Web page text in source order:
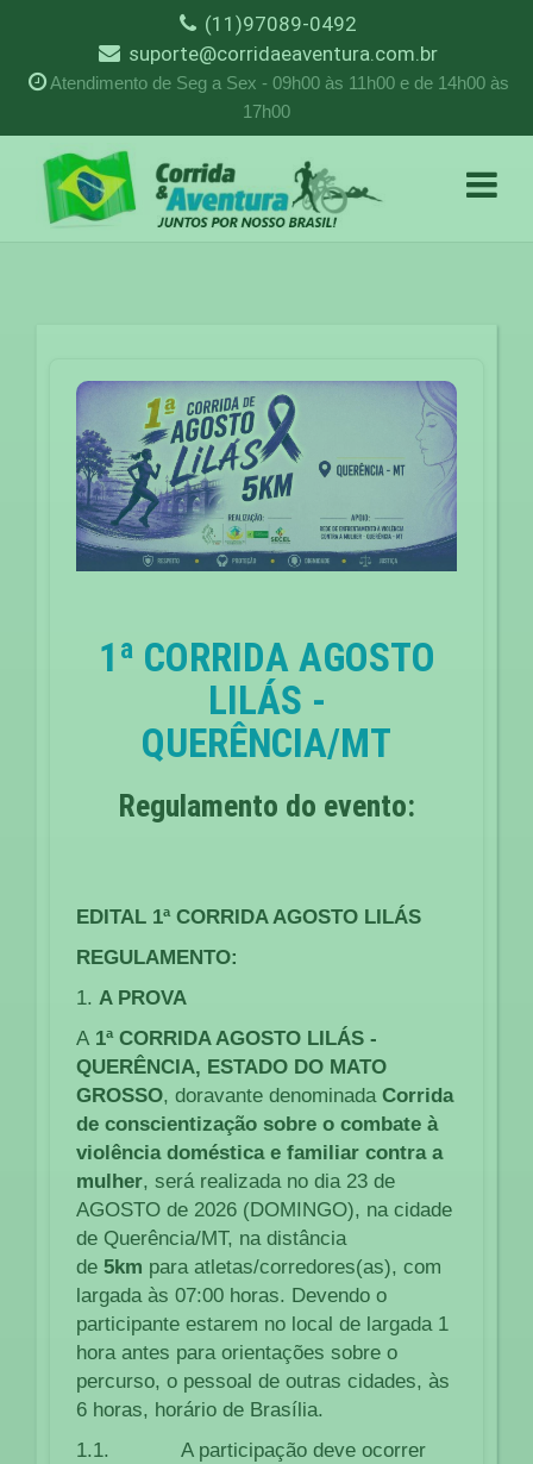
(11)97089-0492
suporte@corridaeaventura.com.br
Atendimento de Seg a Sex - 09h00 às 11h00 e de 14h00 às
17h00
1ª CORRIDA AGOSTO
LILÁS -
QUERÊNCIA/MT
Regulamento do evento:
EDITAL 1ª CORRIDA AGOSTO LILÁS
REGULAMENTO:
1. A PROVA
A 1ª CORRIDA AGOSTO LILÁS -
QUERÊNCIA, ESTADO DO MATO
GROSSO, doravante denominada Corrida
de conscientização sobre o combate à
violência doméstica e familiar contra a
mulher, será realizada no dia 23 de
AGOSTO de 2026 (DOMINGO), na cidade
de Querência/MT, na distância
de 5km para atletas/corredores(as), com
largada às 07:00 horas. Devendo o
participante estarem no local de largada 1
hora antes para orientações sobre o
percurso, o pessoal de outras cidades, às
6 horas, horário de Brasília.
1.1. A participação deve ocorrer